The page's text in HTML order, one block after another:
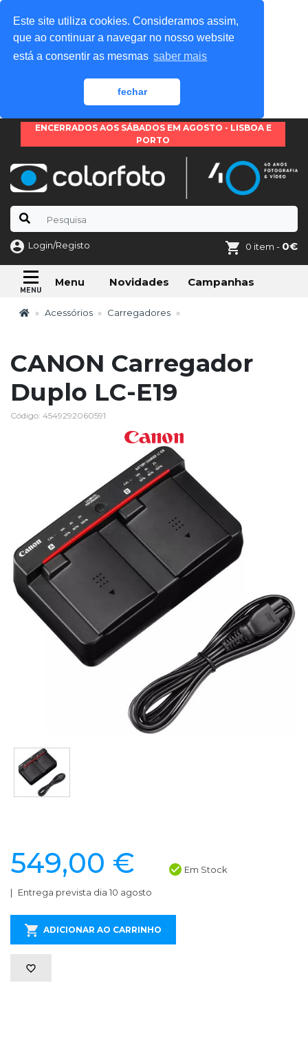
Este site utiliza cookies. Consideramos assim,
que ao continuar a navegar no nosso website
está a consentir as mesmas saber mais
fechar
ENCERRADOS AOS SÁBADOS EM AGOSTO - LISBOA E
PORTO
Login/Registo 0 item - 0€
Menu Novidades Campanhas
Acessórios Carregadores
CANON Carregador
Duplo LC-E19
Código: 4549292060591
549,00 € Em Stock
Entrega prevista dia 10 agosto
ADICIONAR AO CARRINHO